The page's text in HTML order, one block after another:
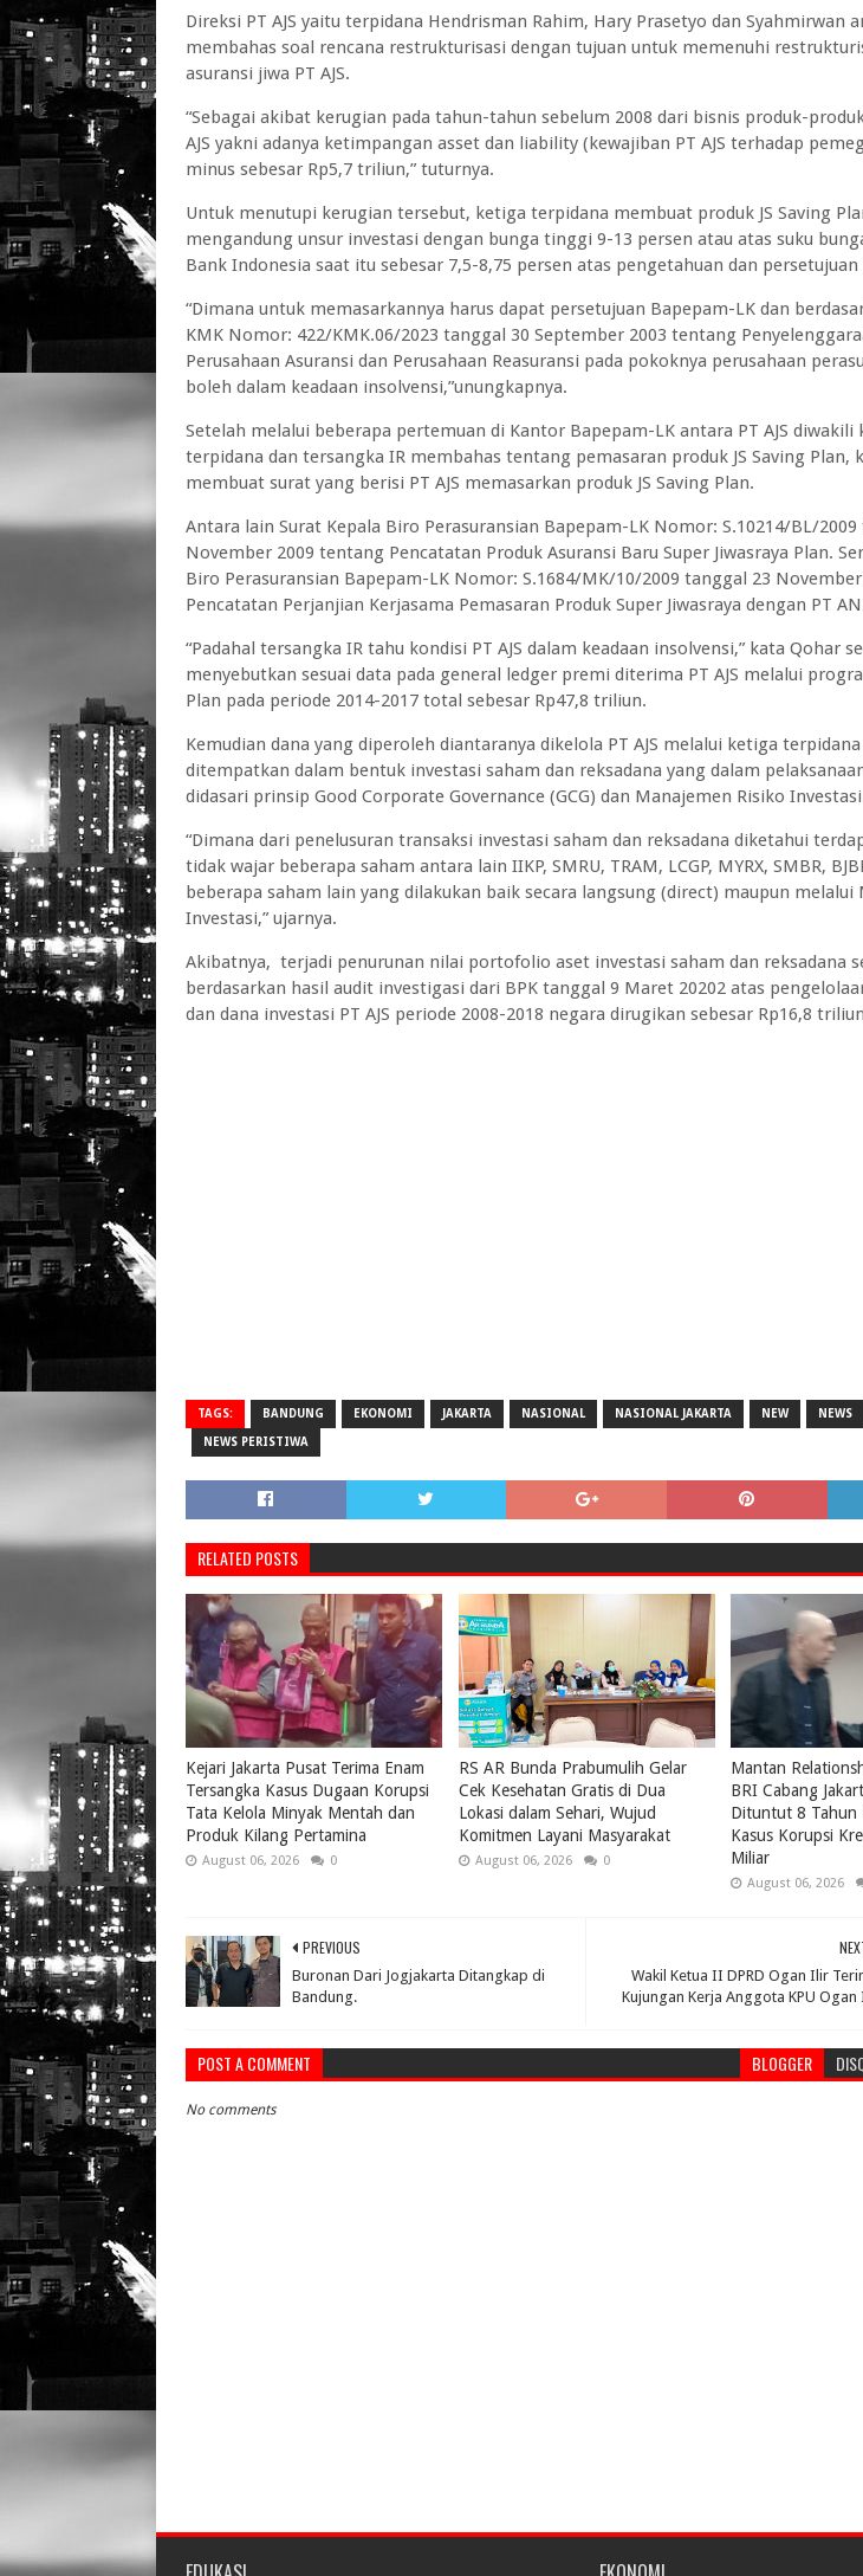
Direksi PT AJS yaitu terpidana Hendrisman Rahim, Hary Prasetyo dan Syahmirwan
membahas soal rencana restrukturisasi dengan tujuan untuk memenuhi
asuransi jiwa PT AJS.
“Sebagai akibat kerugian pada tahun-tahun sebelum 2008 dari bisnis produk-
AJS yakni adanya ketimpangan asset dan liability (kewajiban PT AJS terhadap
minus sebesar Rp5,7 triliun,” tuturnya.
Untuk menutupi kerugian tersebut, ketiga terpidana membuat produk JS Saving
mengandung unsur investasi dengan bunga tinggi 9-13 persen atau atas suku
Bank Indonesia saat itu sebesar 7,5-8,75 persen atas pengetahuan dan
“Dimana untuk memasarkannya harus dapat persetujuan Bapepam-LK dan
KMK Nomor: 422/KMK.06/2023 tanggal 30 September 2003 tentang
Perusahaan Asuransi dan Perusahaan Reasuransi pada pokoknya perusahaan
boleh dalam keadaan insolvensi,”unungkapnya.
Setelah melalui beberapa pertemuan di Kantor Bapepam-LK antara PT AJS diwakili
terpidana dan tersangka IR membahas tentang pemasaran produk JS Saving Plan,
membuat surat yang berisi PT AJS memasarkan produk JS Saving Plan.
Antara lain Surat Kepala Biro Perasuransian Bapepam-LK Nomor: S.10214/BL/
November 2009 tentang Pencatatan Produk Asuransi Baru Super Jiwasraya Plan.
Biro Perasuransian Bapepam-LK Nomor: S.1684/MK/10/2009 tanggal 23
Pencatatan Perjanjian Kerjasama Pemasaran Produk Super Jiwasraya dengan PT
“Padahal tersangka IR tahu kondisi PT AJS dalam keadaan insolvensi,” kata Qohar
menyebutkan sesuai data pada general ledger premi diterima PT AJS melalui
Plan pada periode 2014-2017 total sebesar Rp47,8 triliun.
Kemudian dana yang diperoleh diantaranya dikelola PT AJS melalui ketiga
ditempatkan dalam bentuk investasi saham dan reksadana yang dalam
didasari prinsip Good Corporate Governance (GCG) dan Manajemen Risiko
“Dimana dari penelusuran transaksi investasi saham dan reksadana diketahui
tidak wajar beberapa saham antara lain IIKP, SMRU, TRAM, LCGP, MYRX, SMBR,
beberapa saham lain yang dilakukan baik secara langsung (direct) maupun melalui
Investasi,” ujarnya.
Akibatnya, terjadi penurunan nilai portofolio aset investasi saham dan reksadana
berdasarkan hasil audit investigasi dari BPK tanggal 9 Maret 20202 atas
dan dana investasi PT AJS periode 2008-2018 negara dirugikan sebesar Rp16,8
TAGS: BANDUNG EKONOMI JAKARTA NASIONAL NASIONAL JAKARTA NEW NEWS
NEWS PERISTIWA
RELATED POSTS
Kejari Jakarta Pusat Terima Enam
Tersangka Kasus Dugaan Korupsi
Tata Kelola Minyak Mentah dan
Produk Kilang Pertamina
August 06, 2026 0
RS AR Bunda Prabumulih Gelar
Cek Kesehatan Gratis di Dua
Lokasi dalam Sehari, Wujud
Komitmen Layani Masyarakat
August 06, 2026 0
Mantan
BRI Cabang
Dituntut 8 Tahun
Kasus Korupsi
Miliar
August 06, 2026
Wakil Ketua II DPRD Ogan Ilir
Kujungan Kerja Anggota KPU Ogan
PREVIOUS
Buronan Dari Jogjakarta Ditangkap di
Bandung.
POST A COMMENT BLOGGER
No comments